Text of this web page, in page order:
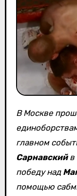
В Москве прошел турнир по смешанным
главном
Сарнавскийв
победу над
помощью